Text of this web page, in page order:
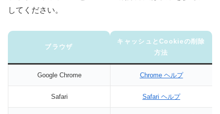
してください。
ブラウザ
キャッシュとCookieの削除
方法
Google Chrome Chrome ヘルプ
Safari Safari ヘルプ